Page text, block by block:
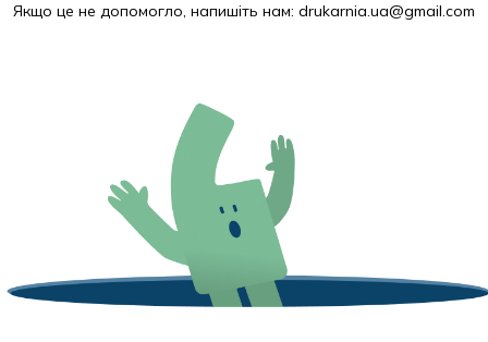
Якщо це не допомогло, напишіть нам: drukarnia.ua@gmail.com